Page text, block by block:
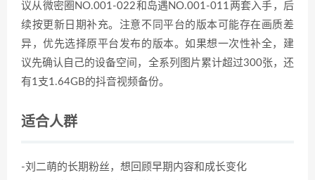
议从微密圈NO.001-022和岛遇NO.001-011两套入手，后
续按更新日期补充。注意不同平台的版本可能存在画质差
异，优先选择原平台发布的版本。如果想一次性补全，建
议先确认自己的设备空间，全系列图片累计超过300张，还
有1支1.64GB的抖音视频备份。
适合人群
-刘二萌的长期粉丝，想回顾早期内容和成长变化